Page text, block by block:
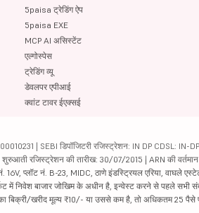
5paisa ट्रेडिंग ऐप
5paisa EXE
MCP AI असिस्टेंट
एल्गोस्पेस
ट्रेडिंग व्यू
डेवलपर एपीआई
क्वांट टावर ईएक्सई
| SEBI डिपॉजिटरी रजिस्ट्रेशन: IN DP CDSL: IN-
रजिस्ट्रेशन की तारीख: 30/07/2015 | ARN की
प्लॉट नं. B-23, MIDC, ठाणे इंडस्ट्रियल एरिया, वाघले
में निवेश बाजार जोखिम के अधीन है, इन्वेस्ट करने से पहले सभी
बिक्री/खरीद मूल्य ₹10/- या उससे कम है, तो अधिकतम 25